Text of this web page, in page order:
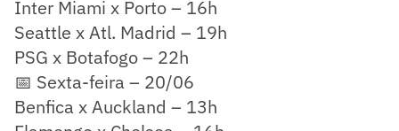
Inter Miami x Porto – 16h
Seattle x Atl. Madrid – 19h
PSG x Botafogo – 22h
📅 Sexta-feira – 20/06
Benfica x Auckland – 13h